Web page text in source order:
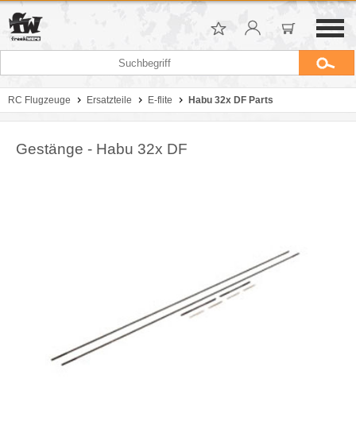
RC Flugzeuge Ersatzteile E-flite Habu 32x DF Parts
Gestänge - Habu 32x DF